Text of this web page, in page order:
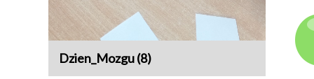
Dzien_Mozgu (8)